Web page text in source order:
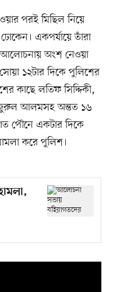
পরই মিছিল নিয়ে
একপর্যায়ে তাঁরা
আলোচনায় অংশ নেওয়া
১২টার দিকে পুলিশের
কাছে লতিফ সিদ্দিকী,
আলমসহ অন্তত ১৬
পৌনে একটার দিকে
করে পুলিশ।